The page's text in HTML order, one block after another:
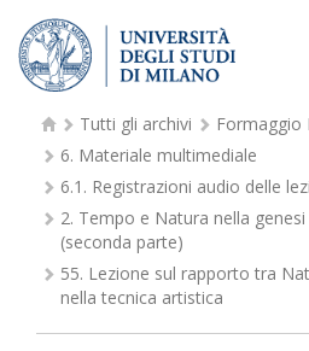
Tutti gli archivi
Formaggio
6. Materiale multimediale
6.1. Registrazioni audio delle
2. Tempo e Natura nella
(seconda parte)
55. Lezione sul rapporto tra
nella tecnica artistica